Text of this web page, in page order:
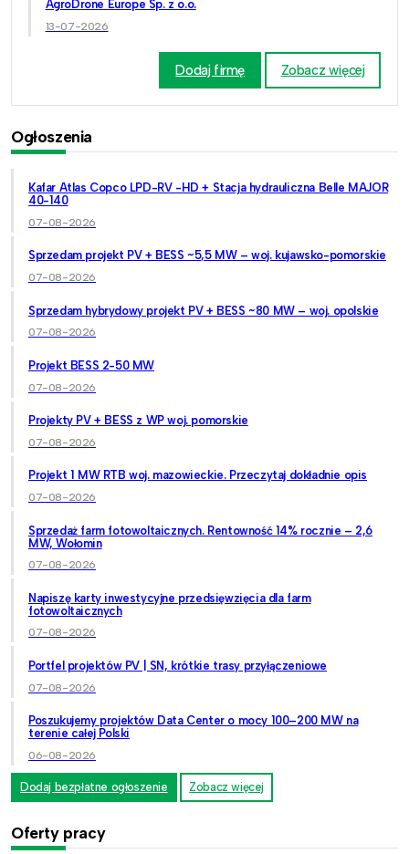
AgroDrone Europe Sp. z o.o.
13-07-2026
Dodaj firmę Zobacz więcej
Ogłoszenia
Kafar Atlas Copco LPD-RV -HD + Stacja hydrauliczna Belle MAJOR
40-140
07-08-2026
Sprzedam projekt PV + BESS ~5,5 MW – woj. kujawsko-pomorskie
07-08-2026
Sprzedam hybrydowy projekt PV + BESS ~80 MW – woj. opolskie
07-08-2026
Projekt BESS 2-50 MW
07-08-2026
Projekty PV + BESS z WP woj. pomorskie
07-08-2026
Projekt 1 MW RTB woj. mazowieckie. Przeczytaj dokładnie opis
07-08-2026
Sprzedaż farm fotowoltaicznych. Rentowność 14% rocznie – 2,6
MW, Wołomin
07-08-2026
Napiszę karty inwestycyjne przedsięwzięcia dla farm
fotowoltaicznych
07-08-2026
Portfel projektów PV | SN, krótkie trasy przyłączeniowe
07-08-2026
Poszukujemy projektów Data Center o mocy 100–200 MW na
terenie całej Polski
06-08-2026
Dodaj bezpłatne ogłoszenie Zobacz więcej
Oferty pracy